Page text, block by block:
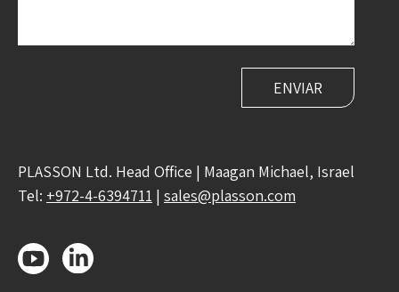
PLASSON Ltd. Head Office | Maagan Michael, Israel
Tel: +972-4-6394711 | sales@plasson.com